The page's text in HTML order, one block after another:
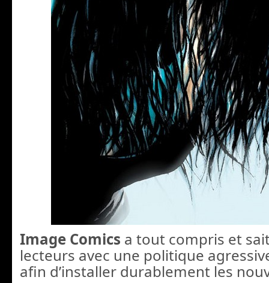
Image Comics a tout compris et
lecteurs avec une politique
afin d’installer durablement les